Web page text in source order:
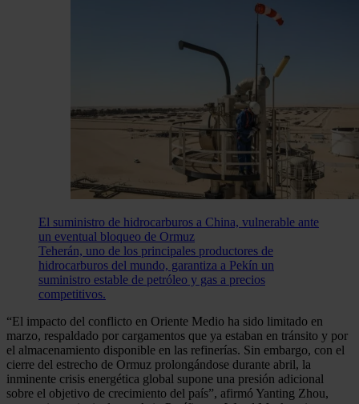
El suministro de hidrocarburos a China, vulnerable ante
un eventual bloqueo de Ormuz
Teherán, uno de los principales productores de
hidrocarburos del mundo, garantiza a Pekín un
suministro estable de petróleo y gas a precios
competitivos.
“El impacto del conflicto en Oriente Medio ha sido limitado en
marzo, respaldado por cargamentos que ya estaban en tránsito y por
el almacenamiento disponible en las refinerías. Sin embargo, con el
cierre del estrecho de Ormuz prolongándose durante abril, la
inminente crisis energética global supone una presión adicional
sobre el objetivo de crecimiento del país”, afirmó Yanting Zhou,